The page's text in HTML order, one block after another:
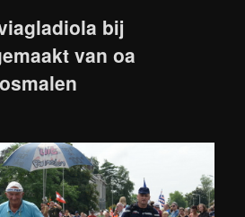
bij
van oa